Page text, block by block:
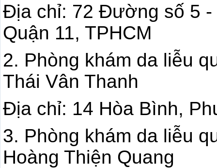
Địa chỉ: 72 Đường số 5
Quận 11, TPHCM
2. Phòng khám da liễu
Thái Vân Thanh
Địa chỉ: 14 Hòa Bình,
3. Phòng khám da liễu
Hoàng Thiện Quang